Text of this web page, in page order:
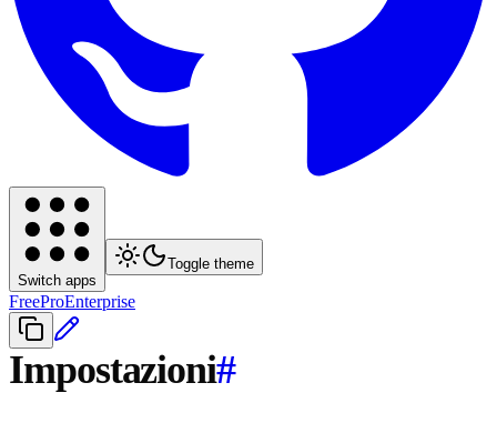
Switch apps
Toggle theme
FreeProEnterprise
Impostazioni#